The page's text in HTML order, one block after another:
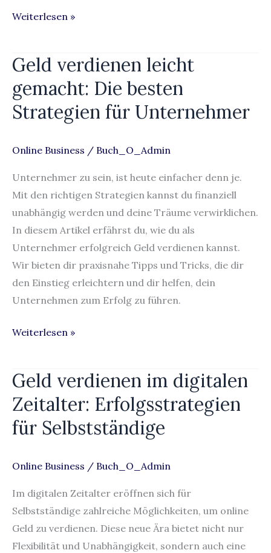
Weiterlesen »
Geld verdienen leicht
gemacht: Die besten
Strategien für Unternehmer
Online Business / Buch_O_Admin
Unternehmer zu sein, ist heute einfacher denn je.
Mit den richtigen Strategien kannst du finanziell
unabhängig werden und deine Träume verwirklichen.
In diesem Artikel erfährst du, wie du als
Unternehmer erfolgreich Geld verdienen kannst.
Wir bieten dir praxisnahe Tipps und Tricks, die dir
den Einstieg erleichtern und dir helfen, dein
Unternehmen zum Erfolg zu führen.
Geld
leicht
gemacht:
besten
für
Unternehmer
Weiterlesen »
Geld verdienen im digitalen
Zeitalter: Erfolgsstrategien
für Selbstständige
Online Business / Buch_O_Admin
Im digitalen Zeitalter eröffnen sich für
Selbstständige zahlreiche Möglichkeiten, um online
Geld zu verdienen. Diese neue Ära bietet nicht nur
Flexibilität und Unabhängigkeit, sondern auch eine
Geld
verdienen
im
digitalen
Erfolgsstrategien
Selbstständige